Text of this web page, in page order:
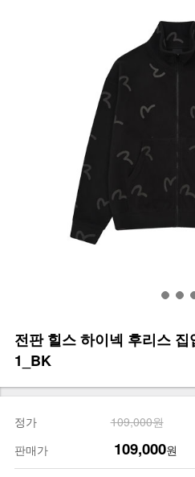
전판 힐스 하이넥 후리스
1_BK
정가
109,000원
판매가
109,000원